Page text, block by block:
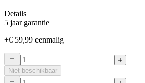
Details
5 jaar garantie
+€ 59,99 eenmalig
Niet beschikbaar